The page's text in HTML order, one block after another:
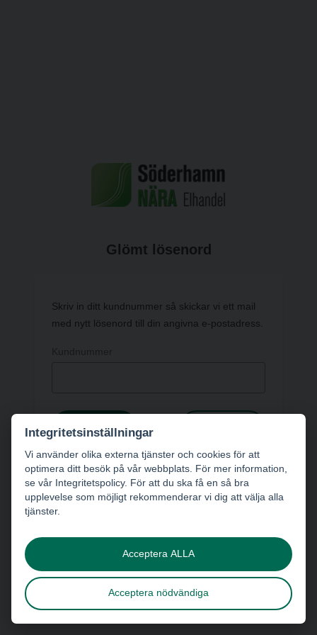
Glömt lösenord
Skriv in ditt kundnummer så skickar vi ett mail
med nytt lösenord till din angivna e-postadress.
Skicka
Integritetsinställningar
Vi använder olika externa tjänster och cookies för att
optimera ditt besök på vår webbplats. För mer information,
se vår Integritetspolicy. För att du ska få en så bra
upplevelse som möjligt rekommenderar vi dig att välja alla
tjänster.
Acceptera ALLA
Acceptera nödvändiga